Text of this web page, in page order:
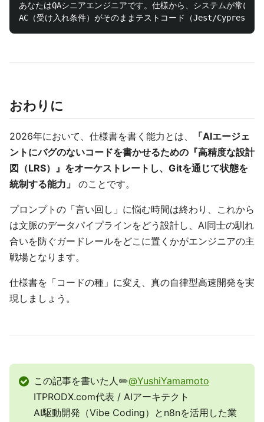
あなたはQAシニアエンジニアです。仕様から、システムが常
おわりに
2026年において、仕様書を書く能力とは、
「AIエージェ
ントにバグのないコードを書かせるための『高精度な設計
図（LRS）』をオーケストレートし、Gitを通じて状態を
統制する能力」
のことです。
プロンプトの「言い回し」に悩む時間は終わり、これから
は文脈のデータパイプラインをどう設計し、AI同士の馴れ
合いを防ぐガードレールをどこに置くかがエンジニアの主
戦場となります。
仕様書を「コードの種」に変え、真の自律型高速開発を実
現しましょう。
この記事を書いた人✏️@YushiYamamoto
ITPRODX.com代表 / AIアーキテクト
AI駆動開発（Vibe Coding）とn8nを活用した業